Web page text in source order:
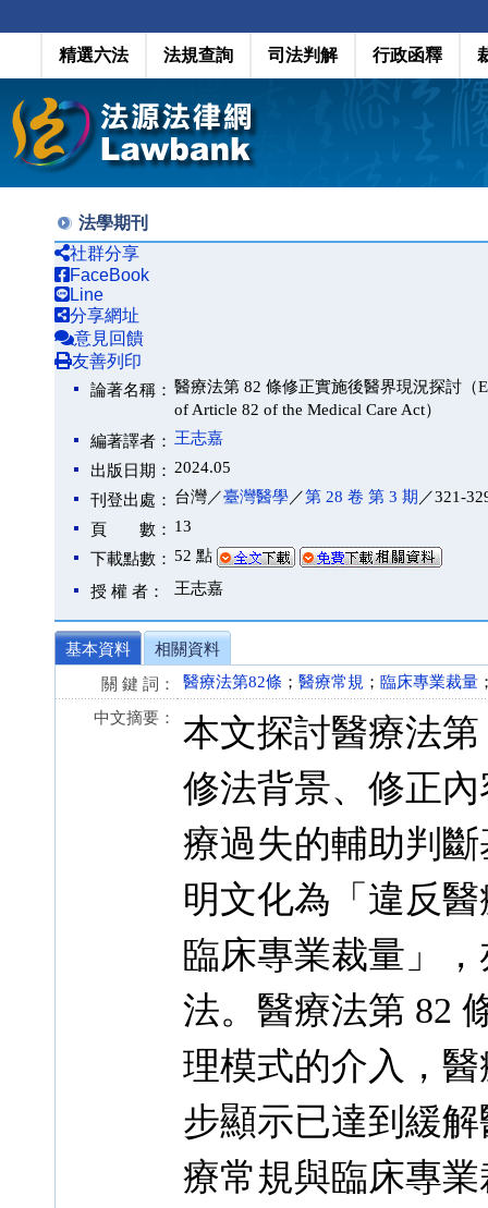
精選六法 法規查詢 司法判解 行政函釋
法學期刊
社群分享
FaceBook
Line
分享網址
意見回饋
友善列印
論著名稱： 醫療法第 82 條修正實施後醫界現況探討（
of Article 82 of the Medical Care Act）
編著譯者： 王志嘉
出版日期： 2024.05
刊登出處： 台灣／臺灣醫學／第 28 卷 第 3 期 ／321-
頁 數： 13
下載點數： 52 點
授 權 者： 王志嘉
基本資料
相關資料
關 鍵 詞：
醫療法第82條 ； 醫療常規 ； 臨床專業裁量
中文摘要：
本文探討醫療法
修法背景、修正
療過失的輔助判
明文化為「違反
臨床專業裁量」
法。醫療法第 82
理模式的介入，
步顯示已達到緩
療常規與臨床專